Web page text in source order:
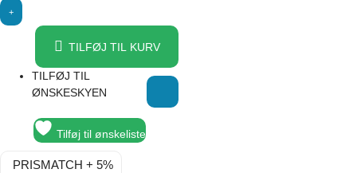
Hestesko
ramme
frihåndssyning
antal
TILFØJ TIL KURV
TILFØJ TIL
ØNSKESKYEN
Tilføj til ønskeliste
PRISMATCH + 5%